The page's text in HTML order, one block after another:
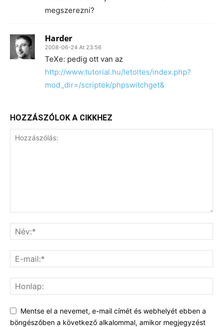
megszerezni?
Harder
2008-06-24 At 23:56
TeXe: pedig ott van az
http://www.tutorial.hu/letoltes/index.php?
mod_dir=/scriptek/phpswitchget&
HOZZÁSZÓLOK A CIKKHEZ
Mentse el a nevemet, e-mail címét és webhelyét ebben a
böngészőben a következő alkalommal, amikor megjegyzést